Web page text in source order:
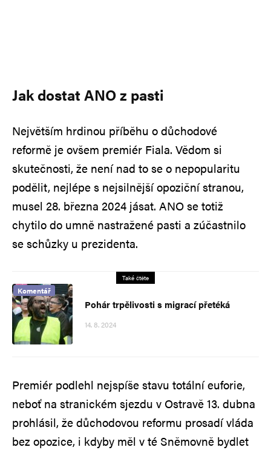
Jak dostat ANO z pasti
Největším hrdinou příběhu o důchodové
reformě je ovšem premiér Fiala. Vědom si
skutečnosti, že není nad to se o nepopularitu
podělit, nejlépe s nejsilnější opoziční stranou,
musel 28. března 2024 jásat. ANO se totiž
chytilo do umně nastražené pasti a zúčastnilo
se schůzky u prezidenta.
Také čtěte
Komentář
Pohár trpělivosti s migrací přetéká
14. 8. 2024
Premiér podlehl nejspíše stavu totální euforie,
neboť na stranickém sjezdu v Ostravě 13. dubna
prohlásil, že důchodovou reformu prosadí vláda
bez opozice, i kdyby měl v té Sněmovně bydlet